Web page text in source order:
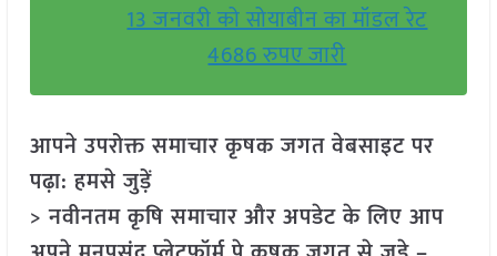
13 जनवरी को सोयाबीन का मॉडल रेट
4686 रुपए जारी
आपने उपरोक्त समाचार कृषक जगत वेबसाइट पर
पढ़ा: हमसे जुड़ें
> नवीनतम कृषि समाचार और अपडेट के लिए आप